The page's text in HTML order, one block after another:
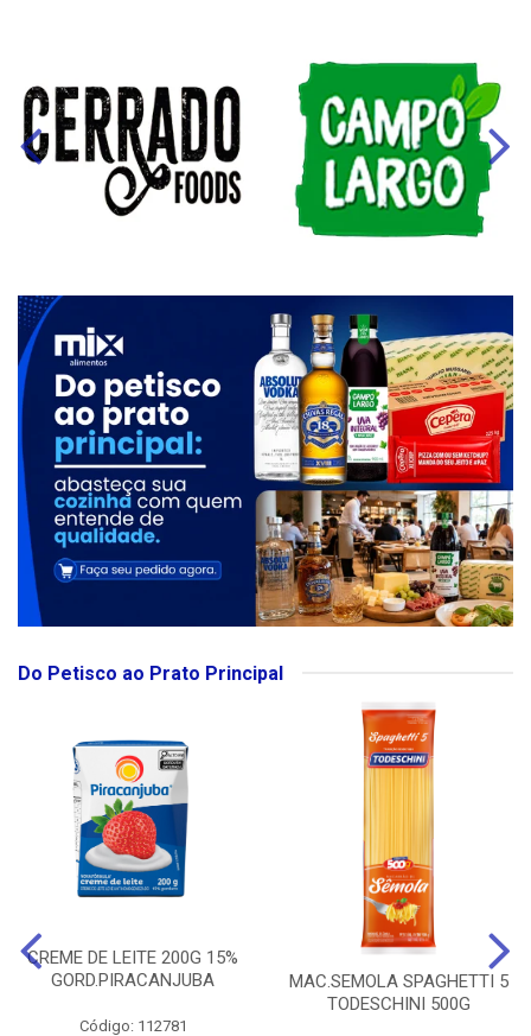
Do Petisco ao Prato Principal
CREME DE LEITE 200G 15%
GORD.PIRACANJUBA
Código: 112781
MAC.SEMOLA SPAGHETTI 5
TODESCHINI 500G